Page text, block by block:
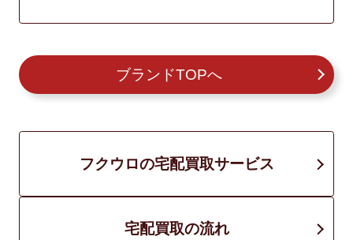
ブランドTOPへ
フクウロの宅配買取サービス
宅配買取の流れ